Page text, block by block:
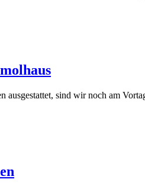
ausgestattet, sind wir noch am